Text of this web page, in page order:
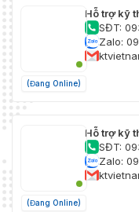
(Đang Online)
Hỗ trợ kỹ
SĐT:
Zalo:
(Đang Online)
Hỗ trợ kỹ
SĐT:
Zalo: